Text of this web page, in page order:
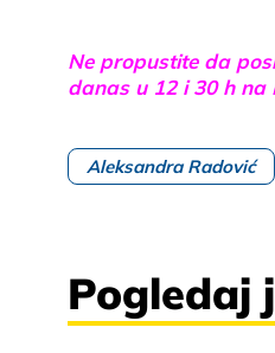
Ne propustite da
danas u 12 i 30 h na
Aleksandra Radović
Pogledaj